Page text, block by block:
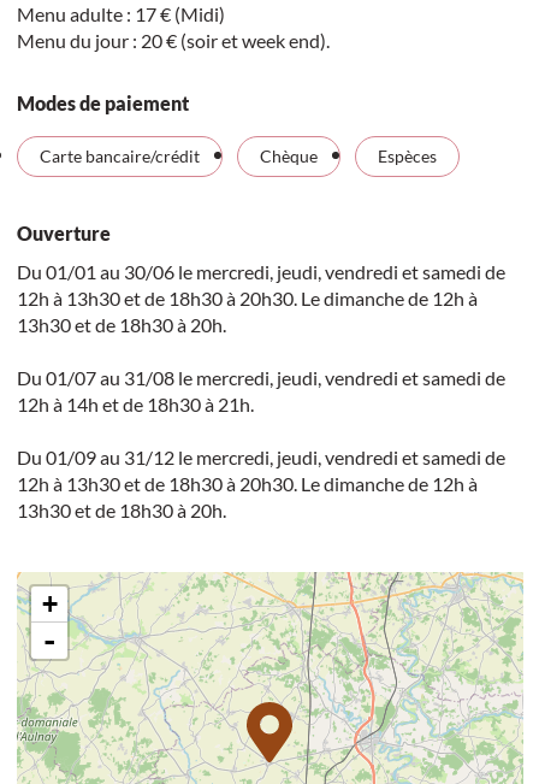
Menu adulte : 17 € (Midi)
Menu du jour : 20 € (soir et week end).
Modes de paiement
Carte bancaire/crédit Chèque Espèces
Ouverture
Du 01/01 au 30/06 le mercredi, jeudi, vendredi et samedi de
12h à 13h30 et de 18h30 à 20h30. Le dimanche de 12h à
13h30 et de 18h30 à 20h.
Du 01/07 au 31/08 le mercredi, jeudi, vendredi et samedi de
12h à 14h et de 18h30 à 21h.
Du 01/09 au 31/12 le mercredi, jeudi, vendredi et samedi de
12h à 13h30 et de 18h30 à 20h30. Le dimanche de 12h à
13h30 et de 18h30 à 20h.
+
-